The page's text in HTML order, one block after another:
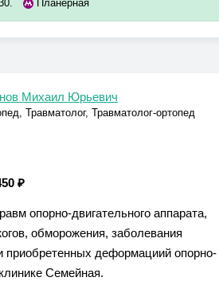
Планерная
Михаил Юрьевич
Травматолог, Травматолог-ортопед
₽
опорно-двигательного аппарата,
обморожения, заболевания
приобретенных деформациий опорно-
Семейная.